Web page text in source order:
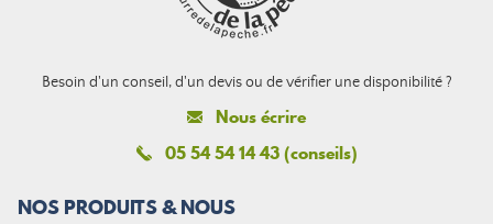
Besoin d'un conseil, d'un devis ou de vérifier une disponibilité ?
Nous écrire
05 54 54 14 43 (conseils)
NOS PRODUITS & NOUS